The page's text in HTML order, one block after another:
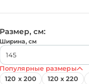
Размер, см:
Ширина, см
Популярные размеры
120 х 200
120 х 220